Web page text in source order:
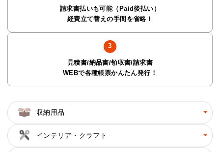
請求書払いも可能（Paid後払い）
経費立て替えの手間を省略！
見積書/納品書/領収書/請求書
WEBで各種帳票かんたん発行！
収納用品
インテリア・クラフト